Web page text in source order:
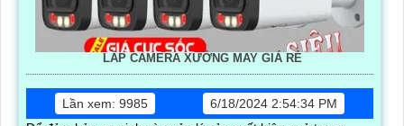
LẮP CAMERA XƯỞNG MAY GIÁ RẺ
Lần xem: 9985
6/18/2024 2:54:34 PM